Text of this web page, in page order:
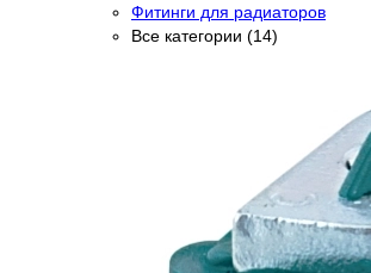
Фитинги для радиаторов
Все категории (14)